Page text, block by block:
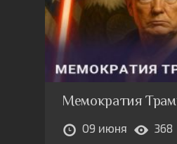
Мемократия
09 июня
368